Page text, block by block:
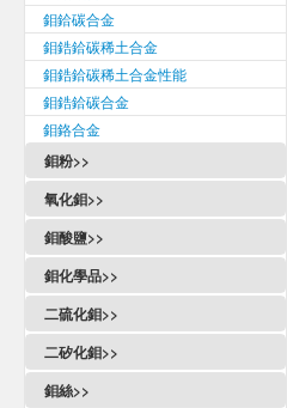
鉬鉿碳合金
鉬鋯鉿碳稀土合金
鉬鋯鉿碳稀土合金性能
鉬鋯鉿碳合金
鉬鉻合金
鉬粉>>
氧化鉬>>
鉬酸鹽>>
鉬化學品>>
二硫化鉬>>
二矽化鉬>>
鉬絲>>